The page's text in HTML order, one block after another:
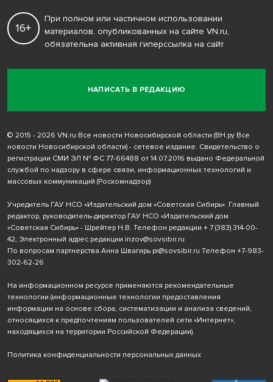
НАПИСАТЬ В РЕДАКЦИЮ
16+
При полном или частичном использовании
материалов, опубликованных на сайте VN.ru,
обязательна активная гиперссылка на сайт
© 2015 - 2026 VN.ru Все новости Новосибирской области (ВН.ру Все
новости Новосибирской области) - сетевое издание. Свидетельство о
регистрации СМИ ЭЛ № ФС 77-66488 от 14.07.2016 выдано Федеральной
службой по надзору в сфере связи, информационных технологий и
массовых коммуникаций (Роскомнадзор)
Учредитель ГАУ НСО «Издательский дом «Советская Сибирь». Главный
редактор, руководитель-директор ГАУ НСО «Издательский дом
«Советская Сибирь» - Шрейтер Н.В. Телефон редакции + 7 (383) 314-00-
42; Электронный адрес редакции inzov@sovsibir.ru
По вопросам партнерства Анна Швагирь pr@sovsibir.ru Телефон +7-983-
302-62-26
На информационном ресурсе применяются рекомендательные
технологии (информационные технологии предоставления
информации на основе сбора, систематизации и анализа сведений,
относящихся к предпочтениям пользователей сети «Интернет»,
находящихся на территории Российской Федерации).
Политика конфиденциальности персональных данных